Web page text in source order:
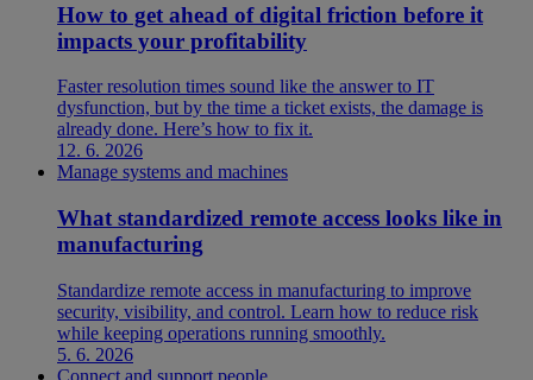
How to get ahead of digital friction before it
impacts your profitability
Faster resolution times sound like the answer to IT
dysfunction, but by the time a ticket exists, the damage is
already done. Here’s how to fix it.
12. 6. 2026
Manage systems and machines
What standardized remote access looks like in
manufacturing
Standardize remote access in manufacturing to improve
security, visibility, and control. Learn how to reduce risk
while keeping operations running smoothly.
5. 6. 2026
Connect and support people